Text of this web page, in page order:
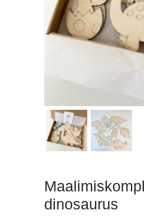
dinosaurus